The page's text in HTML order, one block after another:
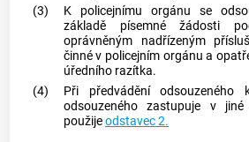
(3)
K policejnímu orgánu se
základě písemné žádosti
oprávněným nadřízeným
činné v policejním orgánu a
úředního razítka.
(4)
Při předvádění
odsouzeného zastupuje v
použijeodstavec 2.